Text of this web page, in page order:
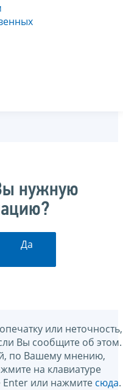
нужную
Да
или неточность,
Вы сообщите об этом.
по Вашему мнению,
на клавиатуре
или нажмите сюда.